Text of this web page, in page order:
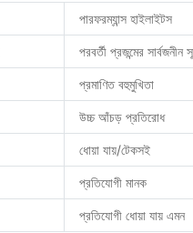
পারফরম্যান্স হাইলাইটস
পরবর্তী প্রজন্মের সার্বজনীন
প্রমাণিত বহুমুখিতা
উচ্চ আঁচড় প্রতিরোধ
ধোয়া যায়/টেকসই
প্রতিযোগী মানক
প্রতিযোগী ধোয়া যায় এমন